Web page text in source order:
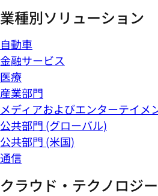
業種別ソリューション
自動車
金融サービス
医療
産業部門
メディアおよびエンターテイメ
公共部門 (グローバル)
公共部門 (米国)
通信
クラウド・テクノロジ